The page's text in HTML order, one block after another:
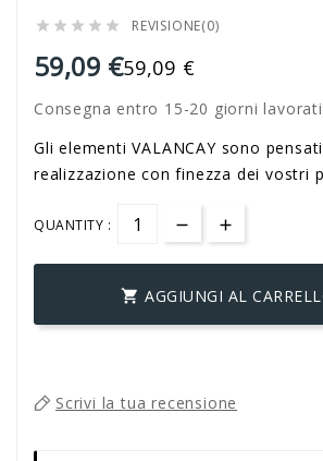
     REVISIONE(0)
59,09 €59,09 €
Consegna entro 15-20 giorni
Gli elementi VALANCAY sono
realizzazione con finezza dei vostri
QUANTITY :
 AGGIUNGI AL
Scrivi la tua recensione